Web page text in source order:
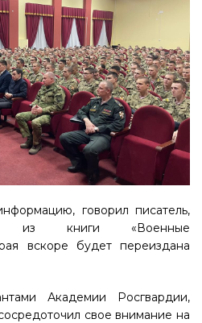
говорил писатель,
из книги «Военные
вскоре будет переиздана
Академии Росгвардии,
свое внимание на